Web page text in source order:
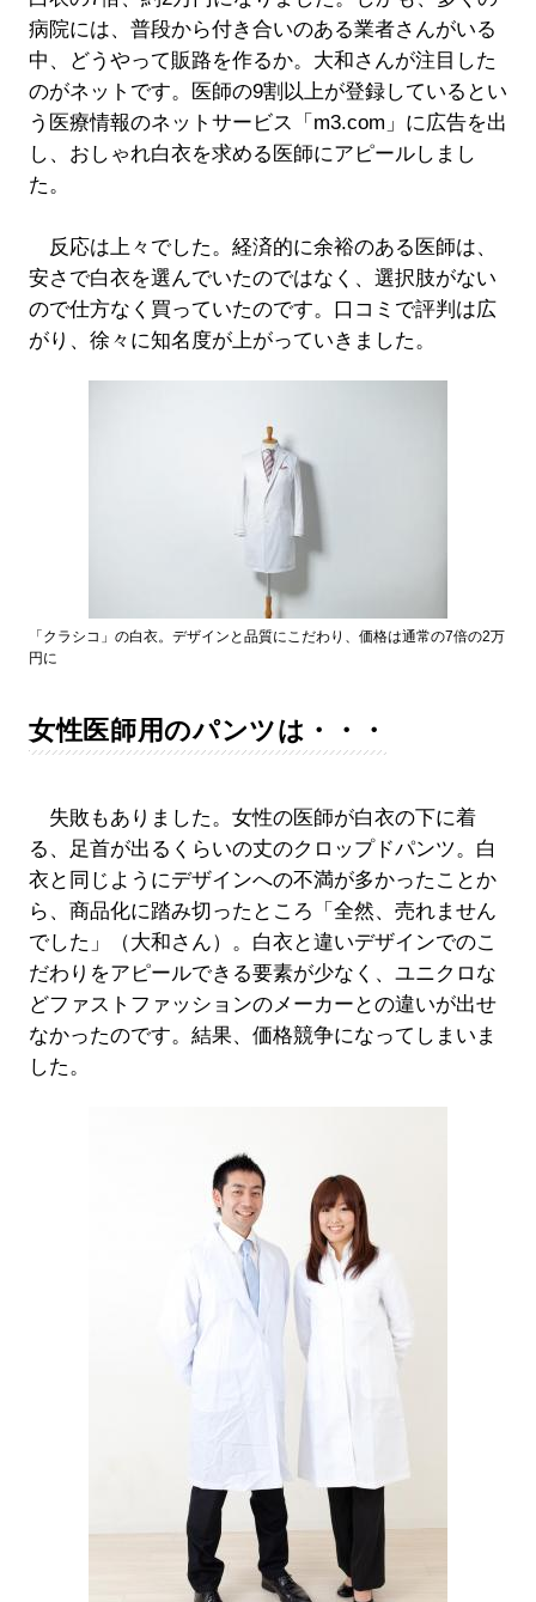
病院には、普段から付き合いのある業者さんがいる
中、どうやって販路を作るか。大和さんが注目した
のがネットです。医師の9割以上が登録しているとい
う医療情報のネットサービス「m3.com」に広告を出
し、おしゃれ白衣を求める医師にアピールしまし
た。
反応は上々でした。経済的に余裕のある医師は、
安さで白衣を選んでいたのではなく、選択肢がない
ので仕方なく買っていたのです。口コミで評判は広
がり、徐々に知名度が上がっていきました。
「クラシコ」の白衣。デザインと品質にこだわり、価格は通常の7倍の2万
円に
女性医師用のパンツは・・・
失敗もありました。女性の医師が白衣の下に着
る、足首が出るくらいの丈のクロップドパンツ。白
衣と同じようにデザインへの不満が多かったことか
ら、商品化に踏み切ったところ「全然、売れません
でした」（大和さん）。白衣と違いデザインでのこ
だわりをアピールできる要素が少なく、ユニクロな
どファストファッションのメーカーとの違いが出せ
なかったのです。結果、価格競争になってしまいま
した。